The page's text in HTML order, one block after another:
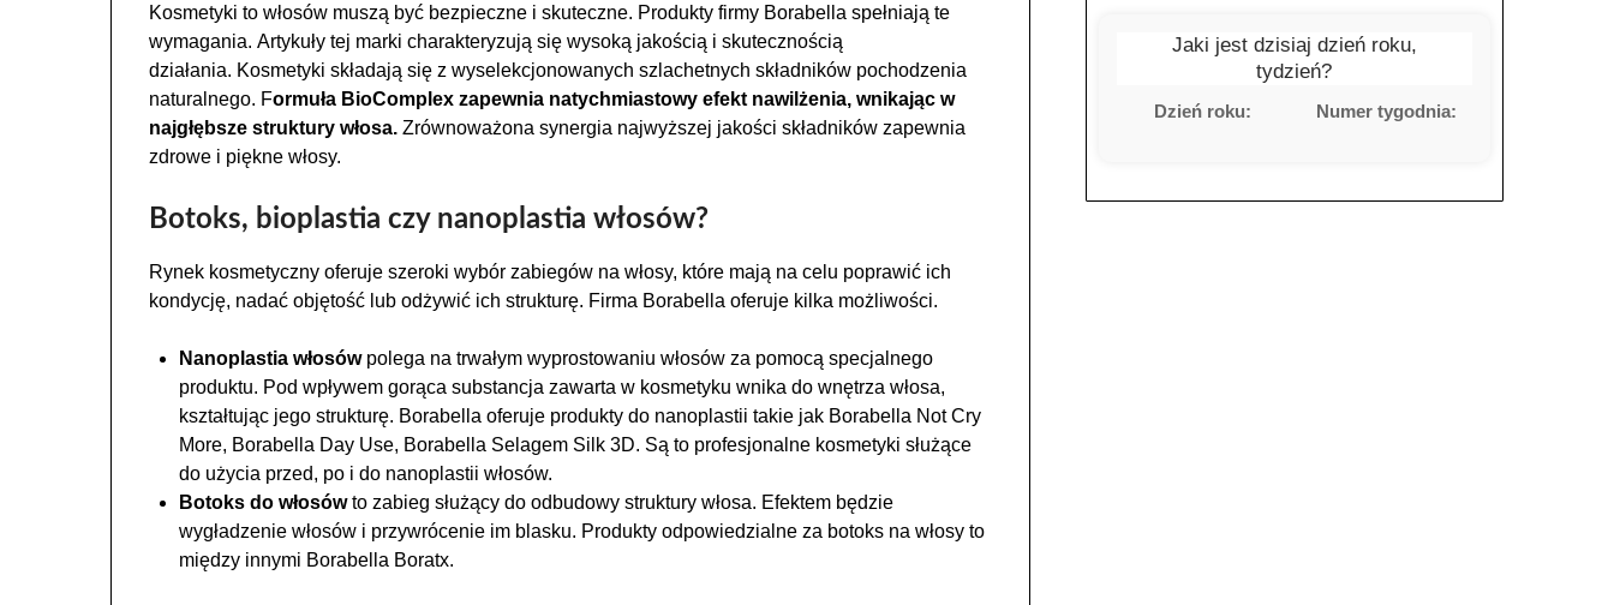
Kosmetyki to włosów muszą być bezpieczne i skuteczne. Produkty firmy Borabella spełniają te
wymagania. Artykuły tej marki charakteryzują się wysoką jakością i skutecznością
działania. Kosmetyki składają się z wyselekcjonowanych szlachetnych składników pochodzenia
naturalnego. Formuła BioComplex zapewnia natychmiastowy efekt nawilżenia, wnikając w
najgłębsze struktury włosa.Zrównoważona synergia najwyższej jakości składników zapewnia
zdrowe i piękne włosy.
Botoks, bioplastia czy nanoplastia włosów?
Rynek kosmetyczny oferuje szeroki wybór zabiegów na włosy, które mają na celu poprawić ich
kondycję, nadać objętość lub odżywić ich strukturę. Firma Borabella oferuje kilka możliwości.
Nanoplastia włosówpolega na trwałym wyprostowaniu włosów za pomocą specjalnego
produktu. Pod wpływem gorąca substancja zawarta w kosmetyku wnika do wnętrza włosa,
kształtując jego strukturę. Borabella oferuje produkty do nanoplastii takie jak Borabella Not Cry
More, Borabella Day Use, Borabella Selagem Silk 3D. Są to profesjonalne kosmetyki służące
do użycia przed, po i do nanoplastii włosów.
Botoks do włosówto zabieg służący do odbudowy struktury włosa. Efektem będzie
wygładzenie włosów i przywrócenie im blasku. Produkty odpowiedzialne za botoks na włosy to
między innymi Borabella Boratx.
Jaki jest dzisiaj dzień roku,
tydzień?
Dzień roku: Numer tygodnia: